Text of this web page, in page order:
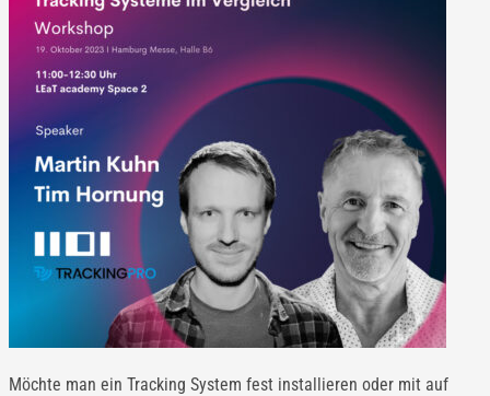
Möchte man ein Tracking System fest installieren oder mit auf